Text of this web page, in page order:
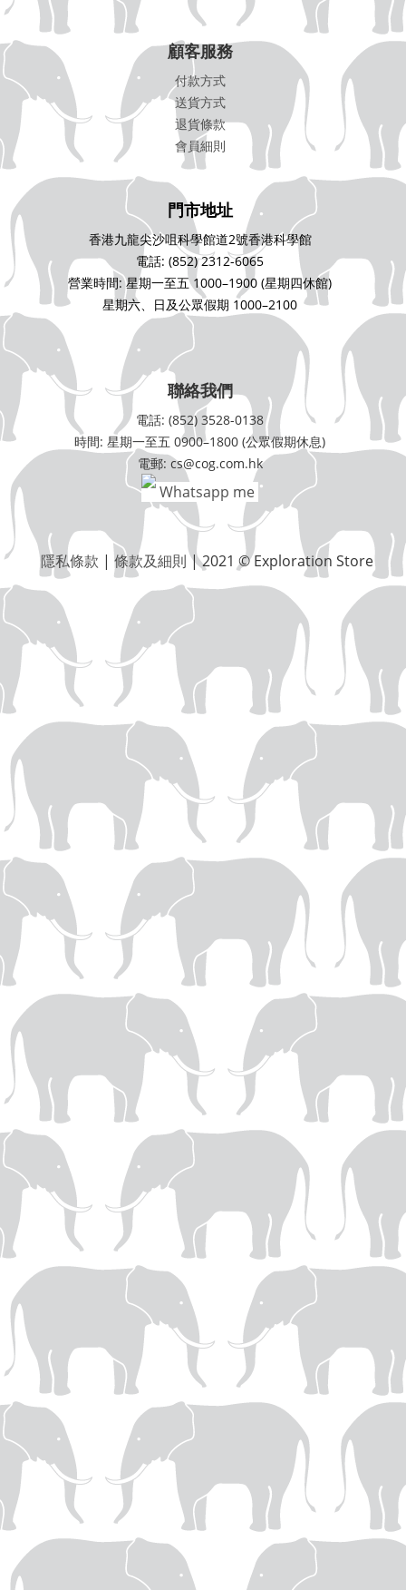
顧客服務
付款方式
送貨方式
退貨條款
會員細則
門市地址
香港九龍尖沙咀科學館道2號香港科學館
電話: (852) 2312-6065
營業時間: 星期一至五 1000–1900 (星期四休館)
星期六、日及公眾假期 1000–2100
聯絡我們
電話: (852) 3528-0138
時間: 星期一至五 0900–1800 (公眾假期休息)
電郵: cs@cog.com.hk
Whatsapp me
隱私條款 | 條款及細則| 2021 © Exploration Store